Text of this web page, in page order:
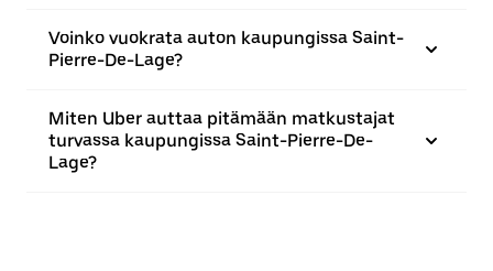
Voinko vuokrata auton kaupungissa Saint-
Pierre-De-Lage?
Miten Uber auttaa pitämään matkustajat
turvassa kaupungissa Saint-Pierre-De-
Lage?